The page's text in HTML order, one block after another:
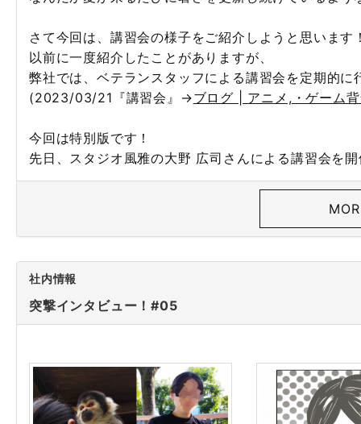
さて今回は、講習会の様子をご紹介しようと思います
以前に一度紹介したことがありますが、
弊社では、ベテランスタッフによる講習会を定期的に
(2023/03/21『講習会』 →ブログ | アニメ,・ゲーム
今回は特別版です！
先日、スタジオ風雅の大野 広司さんによる講習会を
社内情報
突撃インタビュー！#05